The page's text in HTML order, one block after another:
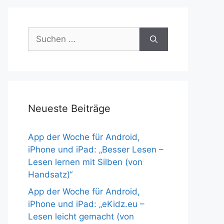
Suchen
nach:
Neueste Beiträge
App der Woche für Android,
iPhone und iPad: „Besser Lesen –
Lesen lernen mit Silben (von
Handsatz)“
App der Woche für Android,
iPhone und iPad: „eKidz.eu –
Lesen leicht gemacht (von